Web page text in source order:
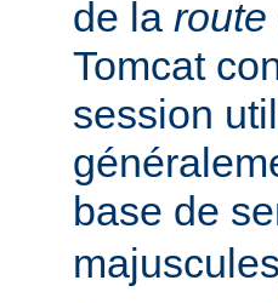
de la route
Tomcat
session
base de